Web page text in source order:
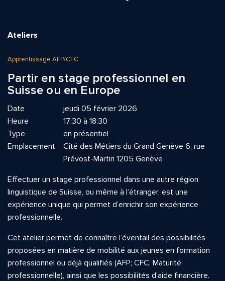
Ateliers
Apprentissage AFP/CFC
Partir en stage professionnel en
Suisse ou en Europe
Date
jeudi 05 février 2026
Heure
17:30 à 18:30
Type
en présentiel
Emplacement
Cité des Métiers du Grand Genève 6, rue
Prévost-Martin 1205 Genève
Effectuer un stage professionnel dans une autre région
linguistique de Suisse, ou même à l’étranger, est une
expérience unique qui permet d’enrichir son expérience
professionnelle.
Cet atelier permet de connaître l’éventail des possibilités
proposées en matière de mobilité aux jeunes en formation
professionnel ou déjà qualifiés (AFP; CFC, Maturité
professionnelle), ainsi que les possibilités d’aide financière.